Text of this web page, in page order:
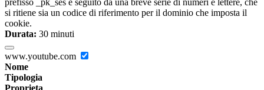
prefisso _pk_ses è seguito da una breve serie di numeri e lettere, che
si ritiene sia un codice di riferimento per il dominio che imposta il
cookie.
Durata: 30 minuti
www.youtube.com
Nome
Tipologia